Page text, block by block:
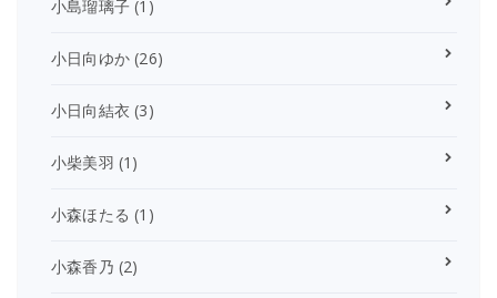
小島瑠璃子 (1)
小日向ゆか (26)
小日向結衣 (3)
小柴美羽 (1)
小森ほたる (1)
小森香乃 (2)